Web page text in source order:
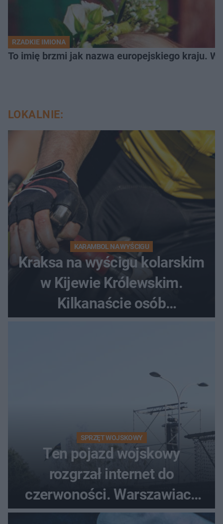
RZADKIE IMIONA
To imię brzmi jak nazwa europejskiego kraju.
LOKALNIE:
KARAMBOL NA WYŚCIGU
Kraksa na wyścigu kolarskim
w Kijewie Królewskim.
Kilkanaście osób
poszkodowanych, lądował
SPRZĘT WOJSKOWY
Ten pojazd wojskowy
rozgrzał internet do
czerwoności. Warszawiacy
pytali, czy to Mad Max!